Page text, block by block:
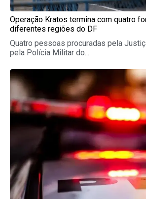
Operação Kratos termina com quatro
diferentes regiões do DF
Quatro pessoas procuradas pela
pela Polícia Militar do...